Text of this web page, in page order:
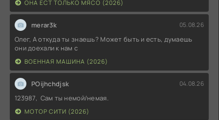
ОНА ЕСТ ТОЛЬКО МЯСО (2026)
merar3k 05.08.26
Олег, А откуда ты знаешь? Может быть и есть, думаешь
они доехали к нам с
ВОЕННАЯ МАШИНА (2026)
POijhchdjsk 04.08.26
123987, Сам ты немой/немая.
МОТОР СИТИ (2026)